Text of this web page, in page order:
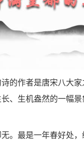
作者是唐宋八大家
、生机盎然的一幅
最是一年春好处，